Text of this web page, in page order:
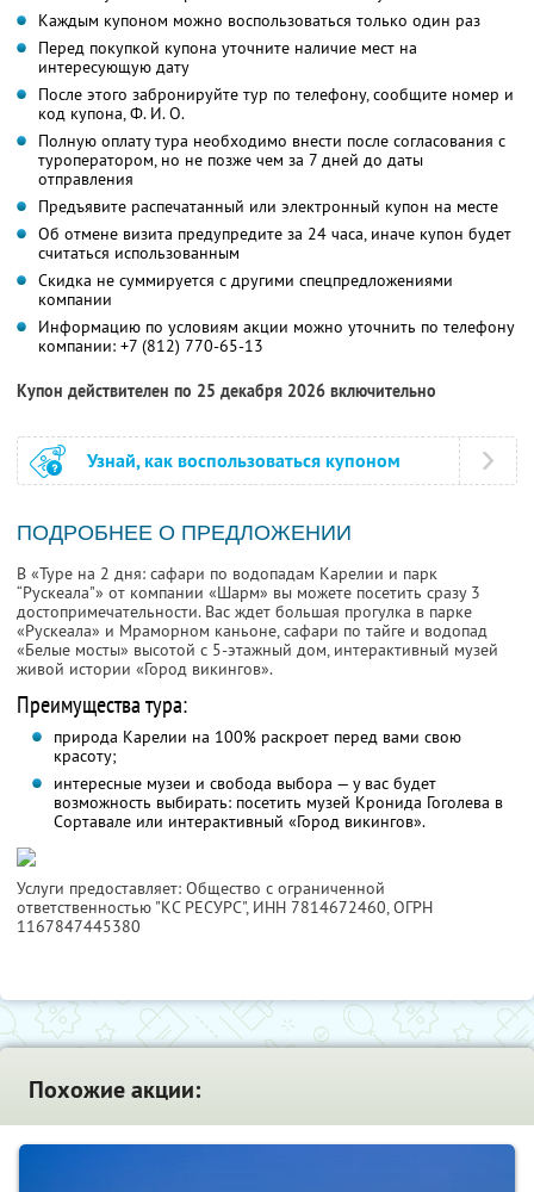
Каждым купоном можно воспользоваться только один раз
Перед покупкой купона уточните наличие мест на
интересующую дату
После этого забронируйте тур по телефону, сообщите номер и
код купона, Ф. И. О.
Полную оплату тура необходимо внести после согласования с
туроператором, но не позже чем за 7 дней до даты
отправления
Предъявите распечатанный или электронный купон на месте
Об отмене визита предупредите за 24 часа, иначе купон будет
считаться использованным
Скидка не суммируется с другими спецпредложениями
компании
Информацию по условиям акции можно уточнить по телефону
компании: +7 (812) 770-65-13
Купон действителен по 25 декабря 2026 включительно
Узнай, как воспользоваться купоном
ПОДРОБНЕЕ О ПРЕДЛОЖЕНИИ
В «Туре на 2 дня: сафари по водопадам Карелии и парк
“Рускеала"» от компании «Шарм» вы можете посетить сразу 3
достопримечательности. Вас ждет большая прогулка в парке
«Рускеала» и Мраморном каньоне, сафари по тайге и водопад
«Белые мосты» высотой с 5-этажный дом, интерактивный музей
живой истории «Город викингов».
Преимущества тура:
природа Карелии на 100% раскроет перед вами свою
красоту;
интересные музеи и свобода выбора — у вас будет
возможность выбирать: посетить музей Кронида Гоголева в
Сортавале или интерактивный «Город викингов».
Услуги предоставляет: Общество с ограниченной
ответственностью "КС РЕСУРС", ИНН 7814672460, ОГРН
1167847445380
Похожие акции: